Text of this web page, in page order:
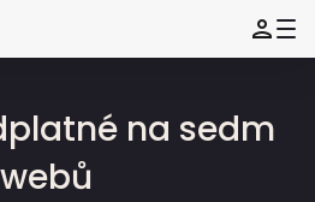
na sedm
webů